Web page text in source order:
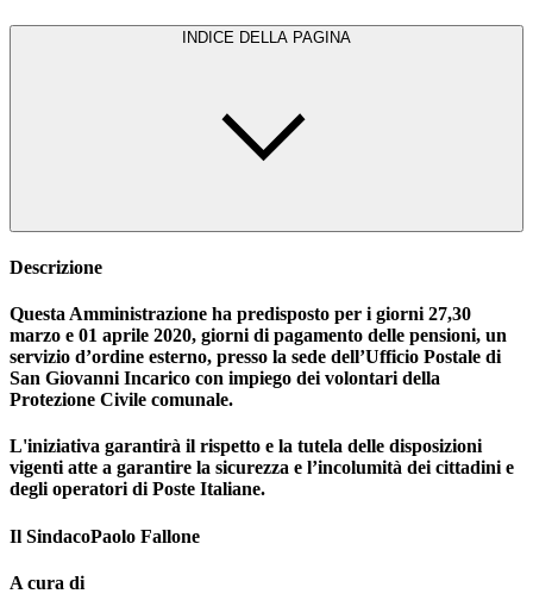
INDICE DELLA PAGINA
Descrizione
Questa Amministrazione ha predisposto per i giorni 27,30
marzo e 01 aprile 2020, giorni di pagamento delle pensioni, un
servizio d’ordine esterno, presso la sede dell’Ufficio Postale di
San Giovanni Incarico con impiego dei volontari della
Protezione Civile comunale.
L'iniziativa garantirà il rispetto e la tutela delle disposizioni
vigenti atte a garantire la sicurezza e l’incolumità dei cittadini e
degli operatori di Poste Italiane.
Il SindacoPaolo Fallone
A cura di